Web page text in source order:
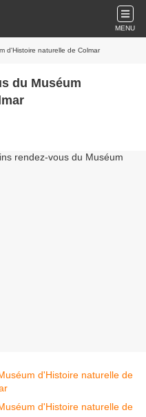
MENU
d'Histoire naturelle de Colmar
du Muséum